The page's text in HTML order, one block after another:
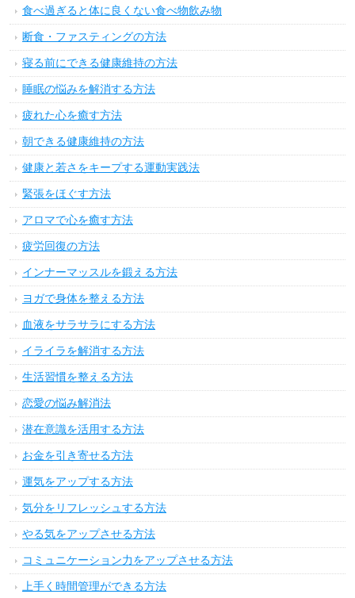
食べ過ぎると体に良くない食べ物飲み物
断食・ファスティングの方法
寝る前にできる健康維持の方法
睡眠の悩みを解消する方法
疲れた心を癒す方法
朝できる健康維持の方法
健康と若さをキープする運動実践法
緊張をほぐす方法
アロマで心を癒す方法
疲労回復の方法
インナーマッスルを鍛える方法
ヨガで身体を整える方法
血液をサラサラにする方法
イライラを解消する方法
生活習慣を整える方法
恋愛の悩み解消法
潜在意識を活用する方法
お金を引き寄せる方法
運気をアップする方法
気分をリフレッシュする方法
やる気をアップさせる方法
コミュニケーション力をアップさせる方法
上手く時間管理ができる方法